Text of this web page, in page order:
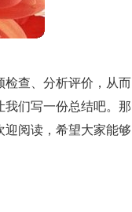
检查、分析评价，从而
们写一份总结吧。那
阅读，希望大家能够